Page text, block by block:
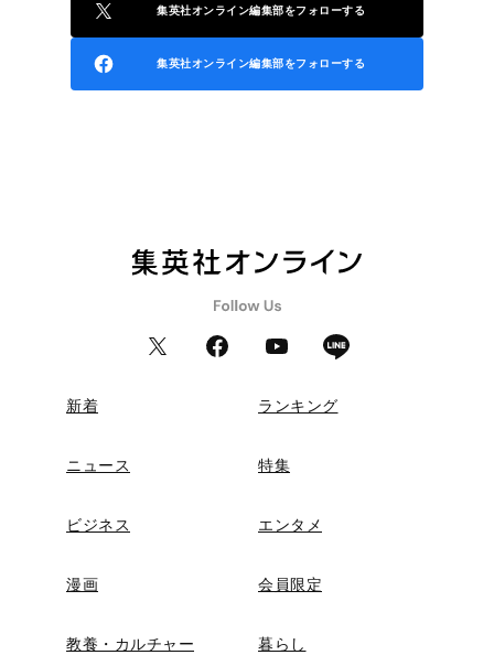
集英社オンライン編集部をフォローする
集英社オンライン編集部をフォローする
新着 ランキング
ニュース 特集
ビジネス エンタメ
漫画 会員限定
教養・カルチャー 暮らし